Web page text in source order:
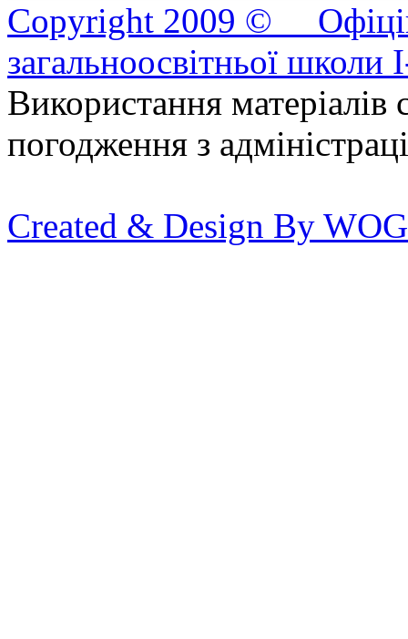
Copyright 2009 ©
загальноосвітньої
Використання матеріалів
погодження з
Created & Design By WOG